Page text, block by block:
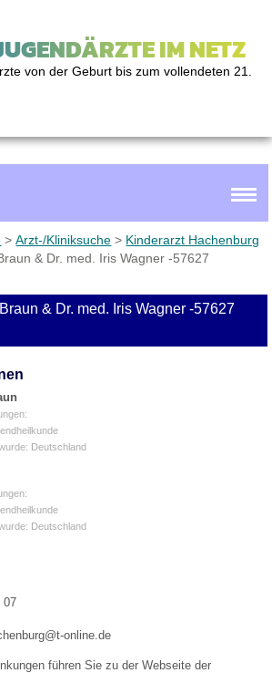
IM NETZ
von der Geburt bis zum vollendeten 21.
>Arzt-/Kliniksuche > Kinderarzt Hachenburg
& Dr. med. Iris Wagner -57627
& Dr. med. Iris Wagner -57627
Deutschland
Deutschland
07
online.de
führen Sie zu der Webseite der